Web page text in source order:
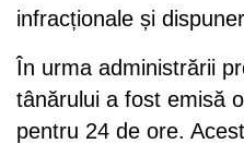
infracționale și
În urma administrării
tânărului a fost emisă
pentru 24 de ore.